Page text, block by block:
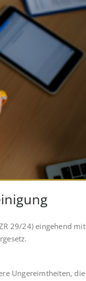
29/24) eingehend mit
Ungereimtheiten, die